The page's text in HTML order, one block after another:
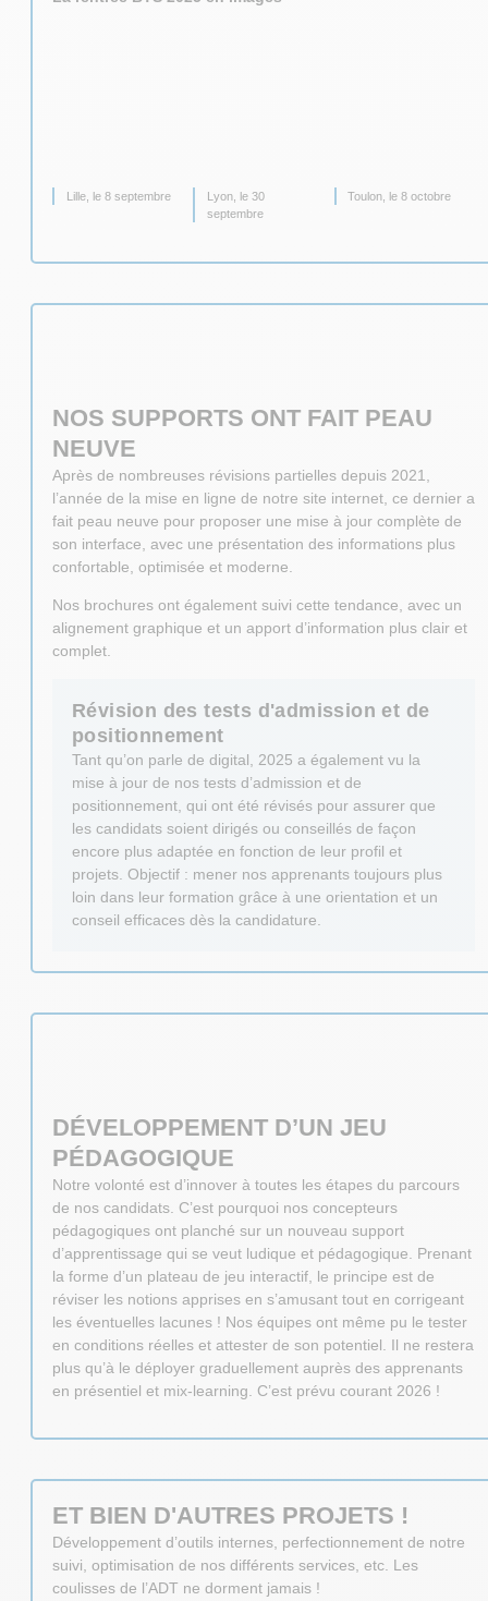
Lille, le 8 septembre
Lyon, le 30
septembre
Toulon, le 8 octobre
NOS SUPPORTS ONT FAIT PEAU
NEUVE
Après de nombreuses révisions partielles depuis 2021,
l’année de la mise en ligne de notre site internet, ce dernier a
fait peau neuve pour proposer une mise à jour complète de
son interface, avec une présentation des informations plus
confortable, optimisée et moderne.
Nos brochures ont également suivi cette tendance, avec un
alignement graphique et un apport d’information plus clair et
complet.
Révision des tests d'admission et de
positionnement
Tant qu’on parle de digital, 2025 a également vu la
mise à jour de nos tests d’admission et de
positionnement, qui ont été révisés pour assurer que
les candidats soient dirigés ou conseillés de façon
encore plus adaptée en fonction de leur profil et
projets. Objectif : mener nos apprenants toujours plus
loin dans leur formation grâce à une orientation et un
conseil efficaces dès la candidature.
DÉVELOPPEMENT D’UN JEU
PÉDAGOGIQUE
Notre volonté est d’innover à toutes les étapes du parcours
de nos candidats. C’est pourquoi nos concepteurs
pédagogiques ont planché sur un nouveau support
d’apprentissage qui se veut ludique et pédagogique. Prenant
la forme d’un plateau de jeu interactif, le principe est de
réviser les notions apprises en s’amusant tout en corrigeant
les éventuelles lacunes ! Nos équipes ont même pu le tester
en conditions réelles et attester de son potentiel. Il ne restera
plus qu’à le déployer graduellement auprès des apprenants
en présentiel et mix-learning. C’est prévu courant 2026 !
ET BIEN D'AUTRES PROJETS !
Développement d’outils internes, perfectionnement de notre
suivi, optimisation de nos différents services, etc. Les
coulisses de l’ADT ne dorment jamais !